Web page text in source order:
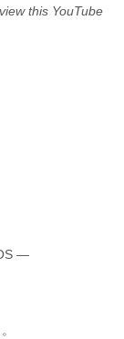
this YouTube
—